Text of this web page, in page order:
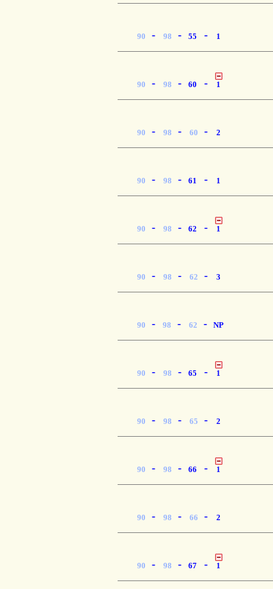
90 - 98 - 55 - 1
90 - 98 - 60 - 1
90 - 98 - 60 - 2
90 - 98 - 61 - 1
90 - 98 - 62 - 1
90 - 98 - 62 - 3
90 - 98 - 62 - NP
90 - 98 - 65 - 1
90 - 98 - 65 - 2
90 - 98 - 66 - 1
90 - 98 - 66 - 2
90 - 98 - 67 - 1